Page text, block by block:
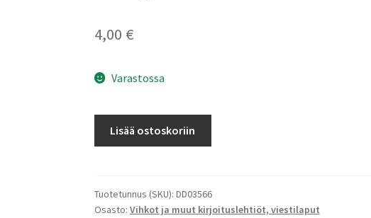
4,00 €
Varastossa
Lisää ostoskoriin
Tuotetunnus (SKU): DD03566
Osasto: Vihkot ja muut kirjoituslehtiöt, viestilaput